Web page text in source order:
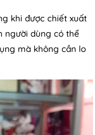
khi được chiết xuất
người dùng có thể
mà không cần lo